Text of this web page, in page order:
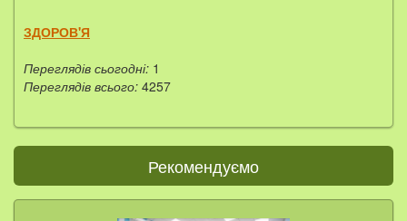
ЗДОРОВ'Я
Переглядів сьогодні: 1
Переглядів всього: 4257
Рекомендуємо